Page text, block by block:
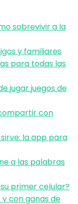
sobrevivir a la
y familiares
para todas las
jugar juegos de
con
la app para
a las palabras
primer celular?
con ganas de